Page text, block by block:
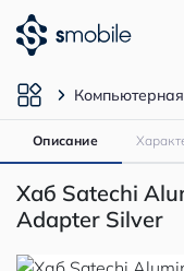
Описание
Хаб Satechi
Adapter Silver